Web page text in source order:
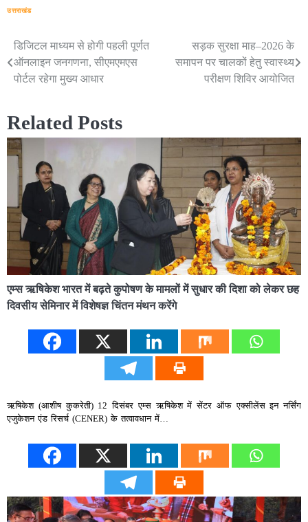
उत्तराखंड
Post
navigation
डिजिटल माध्यम से होगी पहली पूर्णत
ऑनलाइन जनगणना, सीएमएमएस
पोर्टल रहेगा मुख्य आधार
सड़क सुरक्षा माह–2026 के
समापन पर चालकों हेतु स्वास्थ्य
परीक्षण शिविर आयोजित
Related Posts
एम्स ऋषिकेश भारत में बढ़ते कुपोषण के मामलों में सुधार की दिशा को लेकर छह
दिवसीय सेमिनार में विशेषज्ञ चिंतन मंथन करेंगे
ऋषिकेश (आशीष कुकरेती) 12 दिसंबर एम्स ऋषिकेश में सेंटर ऑफ एक्सीलेंस इन नर्सिंग
एजुकेशन एंड रिसर्च (CENER) के तत्वावधान में…